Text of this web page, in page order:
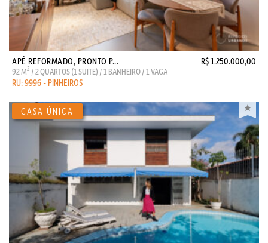
APÊ REFORMADO, PRONTO P... R$ 1.250.000,00
92 M2 / 2 QUARTOS (1 SUITE) / 1 BANHEIRO / 1 VAGA
RU: 9996 - PINHEIROS